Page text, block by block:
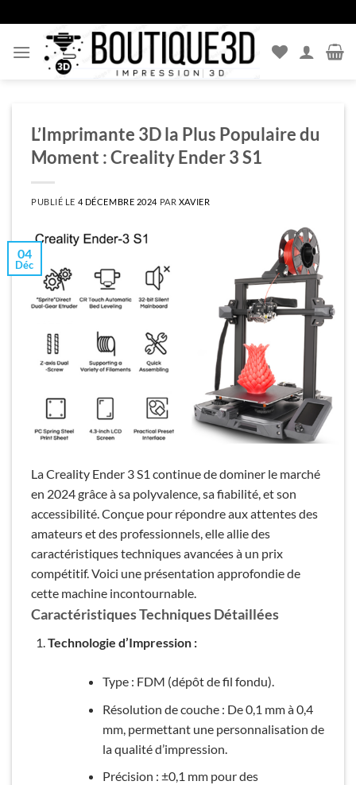
au
contenu
L’Imprimante 3D la Plus Populaire du
Moment : Creality Ender 3 S1
PUBLIÉ LE 4 DÉCEMBRE 2024 PAR XAVIER
04
Déc
La Creality Ender 3 S1 continue de dominer le marché
en 2024 grâce à sa polyvalence, sa fiabilité, et son
accessibilité. Conçue pour répondre aux attentes des
amateurs et des professionnels, elle allie des
caractéristiques techniques avancées à un prix
compétitif. Voici une présentation approfondie de
cette machine incontournable.
Caractéristiques Techniques Détaillées
Technologie d’Impression :
Type : FDM (dépôt de fil fondu).
Résolution de couche : De 0,1 mm à 0,4
mm, permettant une personnalisation de
la qualité d’impression.
Précision : ±0,1 mm pour des